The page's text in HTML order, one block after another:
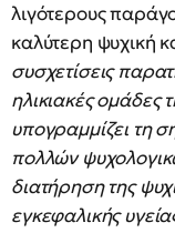
λιγότερους
καλύτερη ψυχική
συσχετίσεις
ηλικιακές ομάδες
υπογραμμίζει τη
πολλών
διατήρηση της
εγκεφαλικής